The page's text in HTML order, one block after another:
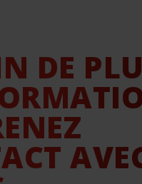
DE